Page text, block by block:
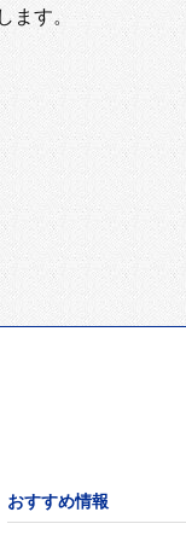
ます。
おすすめ情報